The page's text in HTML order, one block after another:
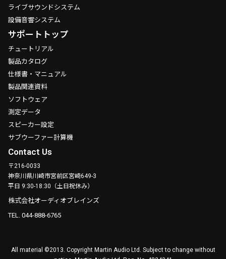
ライブサウンドシステム
設備音響システム
サポートトップ
チュートリアル
製品カタログ
仕様書・マニュアル
製品関連資料
ソフトウェア
測定データ
スピーカー設定
サブウーファー計算機
Contact Us
〒216-0033
神奈川県川崎市宮前区宮崎649-3
平日 9:30-18:30（土日祝休み）
株式会社オーディオブレインズ
TEL. 044-888-6765
All material ©2013. Copyright Martin Audio Ltd. Subject to change without